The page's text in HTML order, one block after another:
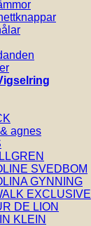
agnes
SVEDBOM
GYNNING
EXCLUSIVE
DE LION
KLEIN